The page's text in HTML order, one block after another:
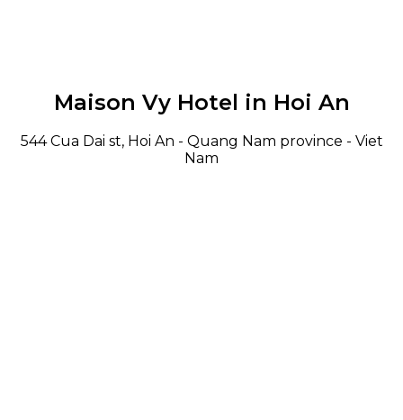
Maison Vy Hotel in Hoi An
544 Cua Dai st, Hoi An - Quang Nam province - Viet
Nam